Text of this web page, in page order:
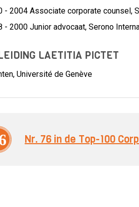
- 2004 Associate corporate counsel,
- 2000 Junior advocaat, Serono
LAETITIA PICTET
Université de Genève
Nr. 76 in de Top-100